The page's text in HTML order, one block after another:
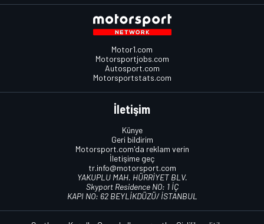
Motor1.com
Motorsportjobs.com
Autosport.com
Motorsportstats.com
İletişim
Künye
Geri bildirim
Motorsport.com'da reklam verin
İletişime geç
tr.info@motorsport.com
YAKUPLU MAH. HÜRRİYET BLV.
Skyport Residence NO: 1 İÇ
KAPI NO: 62 BEYLİKDÜZÜ/ İSTANBUL